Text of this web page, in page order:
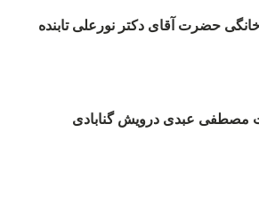
خانگی حضرت آقای دکتر نورعلی تابنده
مصطفی عبدی درویش گنابادی